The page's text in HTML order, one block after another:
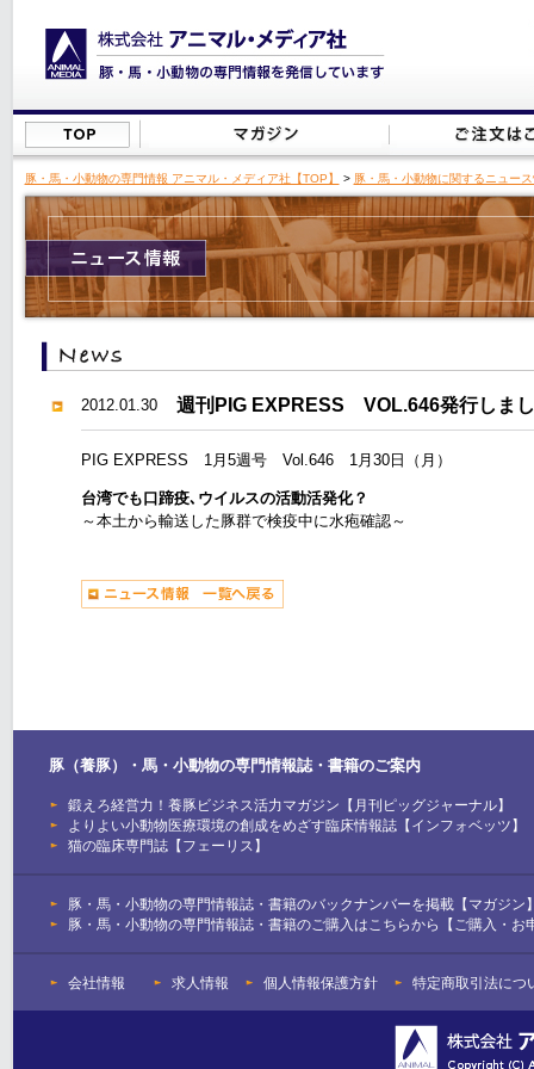
豚・馬・小動物の専門情報 アニマル・メディア社【TOP】 > 豚・馬・小動物に関するニュー
2012.01.30 週刊PIG EXPRESS VOL.646発行しま
PIG EXPRESS 1月5週号 Vol.646 1月30日（月）
台湾でも口蹄疫､ウイルスの活動活発化？
～本土から輸送した豚群で検疫中に水疱確認～
豚（養豚）・馬・小動物の専門情報誌・書籍のご案内
鍛えろ経営力！養豚ビジネス活力マガジン【月刊ピッグジャーナル】
よりよい小動物医療環境の創成をめざす臨床情報誌【インフォベッツ】
猫の臨床専門誌【フェーリス】
豚・馬・小動物の専門情報誌・書籍のバックナンバーを掲載【マガジン
豚・馬・小動物の専門情報誌・書籍のご購入はこちらから【ご購入・お
会社情報 求人情報 個人情報保護方針 特定商取引法につ